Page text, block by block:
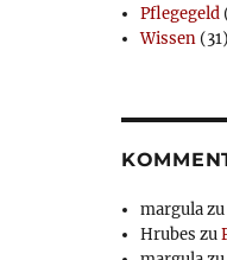
Pflegegeld
Wissen (31)
margula
Hrubes zu